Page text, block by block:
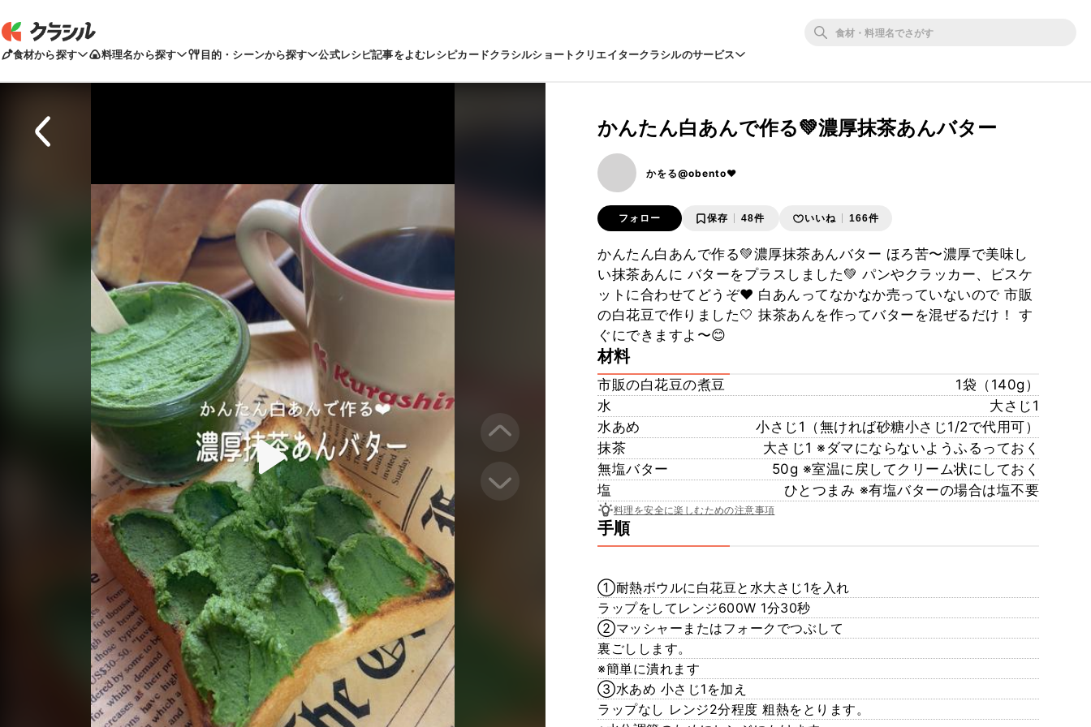
食材から探す 料理名から探す 目的・シーンから探す 公式レシピ記事をよむレシピカードクラシルショートクリエイタークラシルのサービス
かんたん白あんで作る💚濃厚抹茶あんバター
かをる@obento❤︎
フォロー 保存 48件 いいね 166件
かんたん白あんで作る💚濃厚抹茶あんバター ほろ苦〜濃厚で美味し
い抹茶あんに バターをプラスしました💚 パンやクラッカー、ビスケ
ットに合わせてどうぞ❤︎ 白あんってなかなか売っていないので 市販
の白花豆で作りました🤍 抹茶あんを作ってバターを混ぜるだけ！ す
ぐにできますよ〜😊
材料
市販の白花豆の煮豆
1袋（140g）
水
大さじ1
水あめ
小さじ1（無ければ砂糖小さじ1/2で代用可）
抹茶
大さじ1 ※ダマにならないようふるっておく
無塩バター
50g ※室温に戻してクリーム状にしておく
塩
ひとつまみ ※有塩バターの場合は塩不要
料理を安全に楽しむための注意事項
手順
①耐熱ボウルに白花豆と水大さじ1を入れ
ラップをしてレンジ600W 1分30秒
②マッシャーまたはフォークでつぶして
裏ごしします。
※簡単に潰れます
③水あめ 小さじ1を加え
ラップなし レンジ2分程度 粗熱をとります。